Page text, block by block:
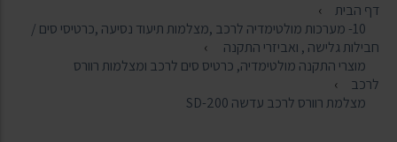
דף הבית
10- מערכות מולטימדיה לרכב ,מצלמות תיעוד נסיעה ,כרטיסי סים /
חבילות גלישה , ואביזרי התקנה
מוצרי התקנה מולטימדיה, כרטיס סים לרכב ומצלמות רוורס
לרכב
מצלמת רוורס לרכב עדשה SD-200